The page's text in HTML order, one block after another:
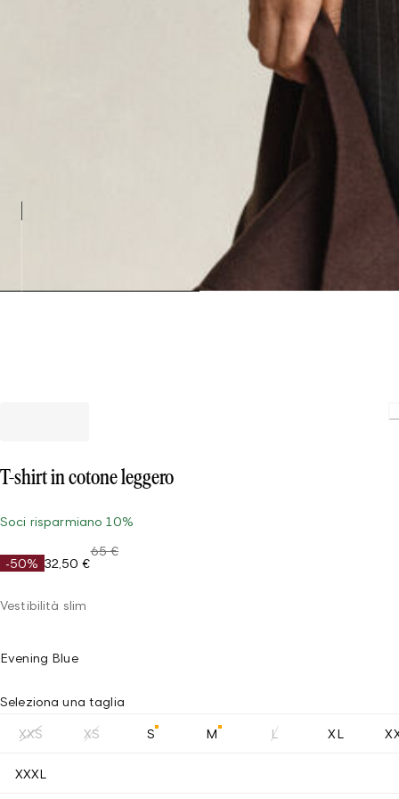
T-shirt in cotone leggero
Soci risparmiano 10%
-50% 32,50 €
65 €
Vestibilità slim
Evening Blue
Seleziona una taglia
XXS XS S M L XL
XXXL